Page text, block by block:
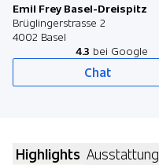
Emil Frey Basel-Dreispitz
Brüglingerstrasse 2
4002 Basel
4.3 bei Google
Chat
Highlights Ausstattung